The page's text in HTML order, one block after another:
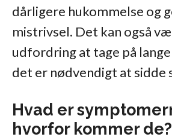
dårligere hukommelse og
mistrivsel. Det kan også
udfordring at tage på
det er nødvendigt at sidde
Hvad er
hvorfor kommer de?